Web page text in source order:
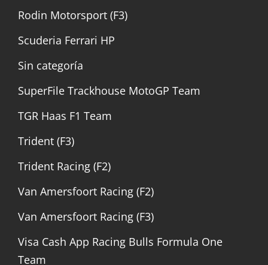
Rodin Motorsport (F3)
Scuderia Ferrari HP
Sin categoría
SuperFile Trackhouse MotoGP Team
TGR Haas F1 Team
Trident (F3)
Trident Racing (F2)
Van Amersfoort Racing (F2)
Van Amersfoort Racing (F3)
Visa Cash App Racing Bulls Formula One
Team